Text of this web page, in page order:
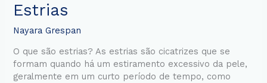
Estrias
Nayara Grespan
O que são estrias? As estrias são cicatrizes que se
formam quando há um estiramento excessivo da pele,
geralmente em um curto período de tempo, como